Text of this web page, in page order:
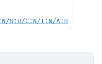
S:U/C:N/I:N/A:H